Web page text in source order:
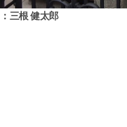
三根 健太郎